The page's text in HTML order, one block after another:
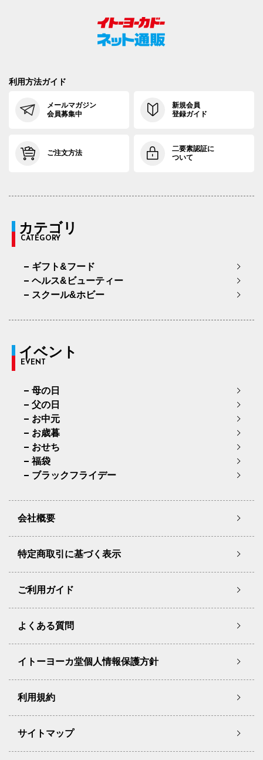
利用方法ガイド
メールマガジン
会員募集中
新規会員
登録ガイド
ご注文方法
二要素認証に
ついて
カテゴリ
CATEGORY
ギフト&フード
ヘルス&ビューティー
スクール&ホビー
イベント
EVENT
母の日
父の日
お中元
お歳暮
おせち
福袋
ブラックフライデー
会社概要
特定商取引に基づく表示
ご利用ガイド
よくある質問
イトーヨーカ堂個人情報保護方針
利用規約
サイトマップ